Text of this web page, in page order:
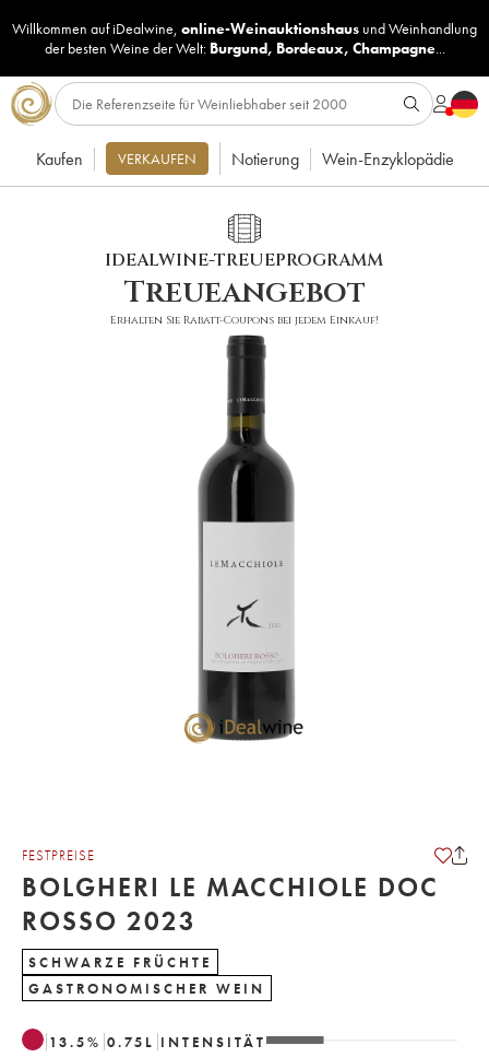
Willkommen auf iDealwine, online-Weinauktionshaus undWeinhandlung
der besten Weine der Welt: Burgund, Bordeaux, Champagne...
Kaufen VERKAUFEN Notierung Wein-Enzyklopädie
IDEALWINE-TREUEPROGRAMM
Treueangebot
Erhalten Sie Rabatt-Coupons bei jedem Einkauf!
FESTPREISE
BOLGHERI LE MACCHIOLE DOC
ROSSO 2023
SCHWARZE FRÜCHTE
GASTRONOMISCHER WEIN
13.5% 0.75 L INTENSITÄT